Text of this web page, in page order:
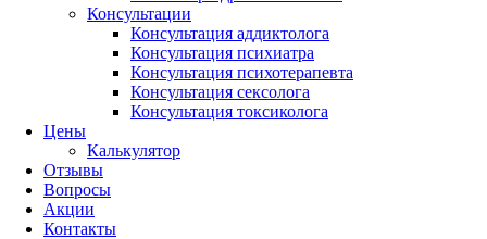
Консультации
Консультация аддиктолога
Консультация психиатра
Консультация психотерапевта
Консультация сексолога
Консультация токсиколога
Цены
Калькулятор
Отзывы
Вопросы
Акции
Контакты